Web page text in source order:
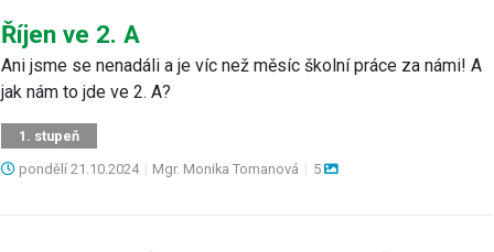
Říjen ve 2. A
Ani jsme se nenadáli a je víc než měsíc školní práce za námi! A
jak nám to jde ve 2. A?
1. stupeň
pondělí 21.10.2024 | Mgr. Monika Tomanová | 5